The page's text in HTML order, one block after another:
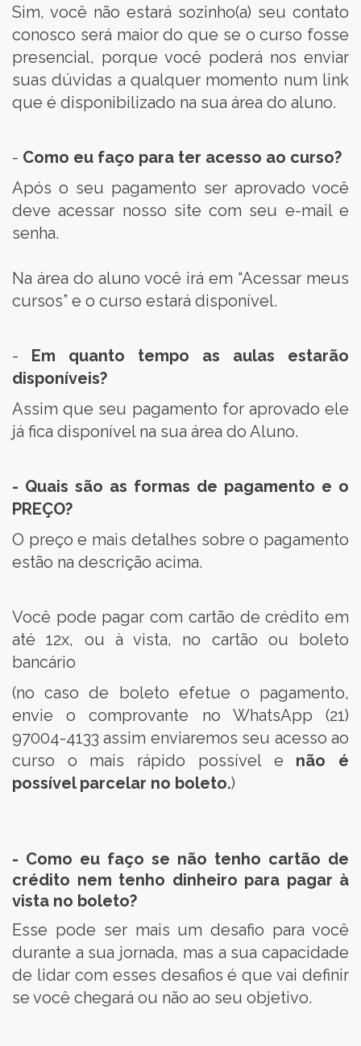
Sim, você não estará sozinho(a) seu contato
conosco será maior do que se o curso fosse
presencial, porque você poderá nos enviar
suas dúvidas a qualquer momento num link
que é disponibilizado na sua área do aluno.
- Como eu faço para ter acesso ao curso?
Após o seu pagamento ser aprovado você
deve acessar nosso site com seu e-mail e
senha.
Na área do aluno você irá em “Acessar meus
cursos” e o curso estará disponível.
- Em quanto tempo as aulas estarão
disponíveis?
Assim que seu pagamento for aprovado ele
já fica disponível na sua área do Aluno.
- Quais são as formas de pagamento e o
PREÇO?
O preço e mais detalhes sobre o pagamento
estão na descrição acima.
Você pode pagar com cartão de crédito em
até 12x, ou à vista, no cartão ou boleto
bancário
(no caso de boleto efetue o pagamento,
envie o comprovante no WhatsApp (21)
97004-4133 assim enviaremos seu acesso ao
curso o mais rápido possível e não é
possível parcelar no boleto.)
- Como eu faço se não tenho cartão de
crédito nem tenho dinheiro para pagar à
vista no boleto?
Esse pode ser mais um desafio para você
durante a sua jornada, mas a sua capacidade
de lidar com esses desafios é que vai definir
se você chegará ou não ao seu objetivo.